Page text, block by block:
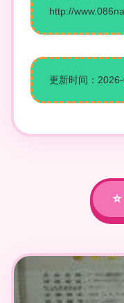
http://
更新时间：